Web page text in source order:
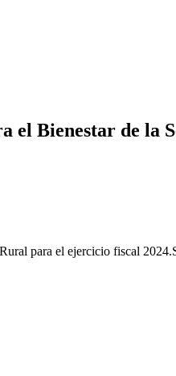
el Bienestar de la
para el ejercicio fiscal